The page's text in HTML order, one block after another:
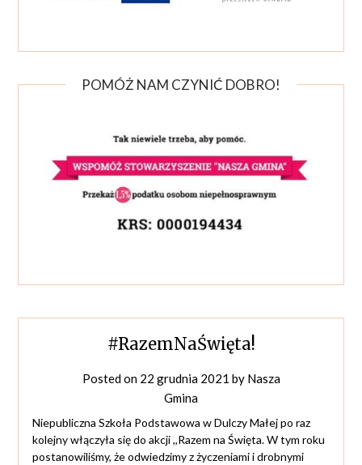
POMÓŻ NAM CZYNIĆ DOBRO!
#RazemNaŚwięta!
Posted on 22 grudnia 2021 by Nasza
Gmina
Niepubliczna Szkoła Podstawowa w Dulczy Małej po raz
kolejny włączyła się do akcji ,,Razem na Święta. W tym roku
postanowiliśmy, że odwiedzimy z życzeniami i drobnymi